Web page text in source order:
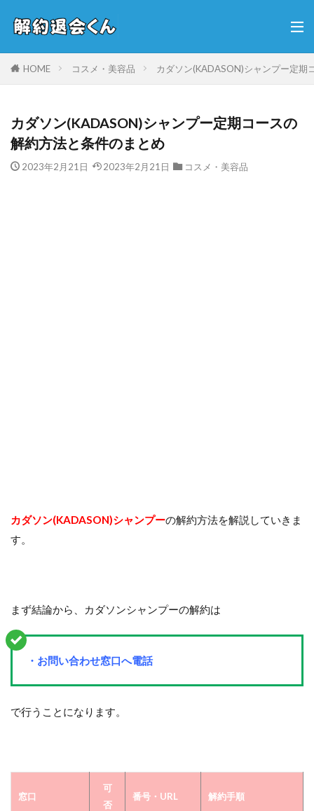
HOME コスメ・美容品 カダソン(KADASON)シャンプー定期
カダソン(KADASON)シャンプー定期コースの
解約方法と条件のまとめ
2023年2月21日 2023年2月21日 コスメ・美容品
カダソン(KADASON)シャンプーの解約方法を解説していきま
す。
まず結論から、カダソンシャンプーの解約は
・お問い合わせ窓口へ電話
で行うことになります。
窓口
可
否
番号・URL 解約手順